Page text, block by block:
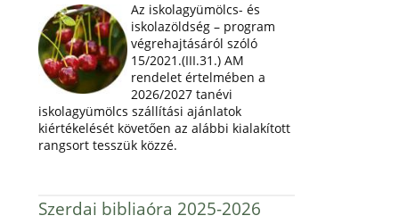
Az iskolagyümölcs- és
iskolazöldség – program
végrehajtásáról szóló
15/2021.(III.31.) AM
rendelet értelmében a
2026/2027 tanévi
iskolagyümölcs szállítási ajánlatok
kiértékelését követően az alábbi kialakított
rangsort tesszük közzé.
Szerdai bibliaóra 2025-2026